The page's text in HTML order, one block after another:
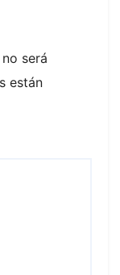
será
están